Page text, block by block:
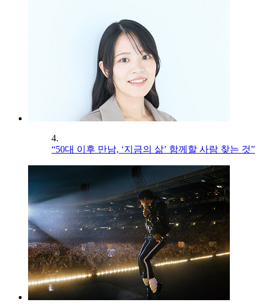
4.
“50대 이후 만남, ‘지금의 삶’ 함께할 사람 찾는 것”